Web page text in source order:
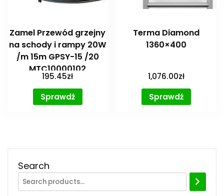
Zamel Przewód grzejny
na schody i rampy 20W
/m 15m GPSY-15 /20
MTC10000102
195.45zł
Sprawdź
Terma Diamond
1360×400
1,076.00zł
Sprawdź
Search